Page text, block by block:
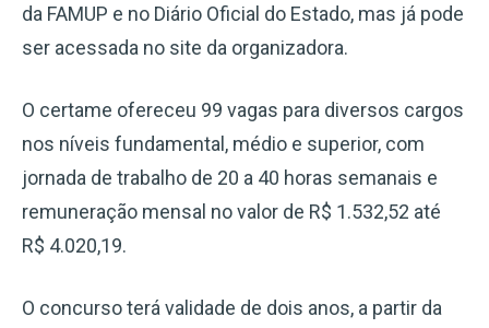
da FAMUP e no Diário Oficial do Estado, mas já pode
ser acessada no site da organizadora.
O certame ofereceu 99 vagas para diversos cargos
nos níveis fundamental, médio e superior, com
jornada de trabalho de 20 a 40 horas semanais e
remuneração mensal no valor de R$ 1.532,52 até
R$ 4.020,19.
O concurso terá validade de dois anos, a partir da